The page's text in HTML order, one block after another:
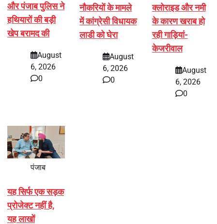
और पंजाब पुलिस ने
हथियारों की बड़ी
खेप बरामद की
August
6, 2026
0
नौकरियों के मामले
में कांग्रेसी विधायक
लाडी को घेरा
August
6, 2026
0
क्लोराइड और नमी
के कारण खराब हो
रही गाड़ियां-
केजरीवाल
August
6, 2026
0
पंजाब
यह सिर्फ एक सड़क
प्रोजेक्ट नहीं है,
यह लाखों